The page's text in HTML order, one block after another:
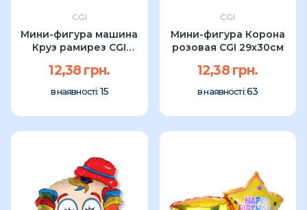
CGI
Мини-фигура машина
Круз рамирез CGI
12,38 грн.
в наявності: 15
CGI
Мини-фигура Корона
розовая CGI 29x30см
12,38 грн.
в наявності:63